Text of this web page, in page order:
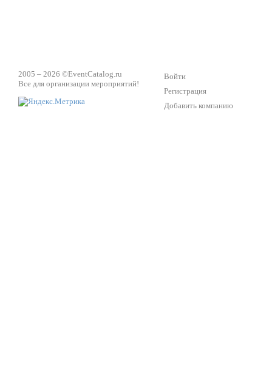
2005 – 2026 ©EventCatalog.ru
Все для организации мероприятий!
Войти
Регистрация
Добавить компанию